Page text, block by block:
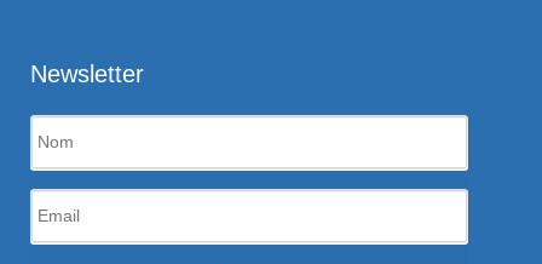
Newsletter